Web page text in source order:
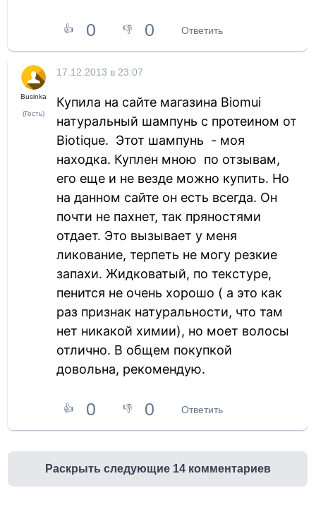
👍 0 👎 0 Ответить
Businka
(Гость)
17.12.2013 в 23:07
Купила на сайте магазина Biomui
натуральный шампунь с протеином от
Biotique. Этот шампунь - моя
находка. Куплен мною по отзывам,
его еще и не везде можно купить. Но
на данном сайте он есть всегда. Он
почти не пахнет, так пряностями
отдает. Это вызывает у меня
ликование, терпеть не могу резкие
запахи. Жидковатый, по текстуре,
пенится не очень хорошо ( а это как
раз признак натуральности, что там
нет никакой химии), но моет волосы
отлично. В общем покупкой
довольна, рекомендую.
👍 0 👎 0 Ответить
Раскрыть следующие 14 комментариев